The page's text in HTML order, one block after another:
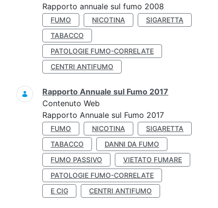
Rapporto annuale sul fumo 2008
FUMO NICOTINA
SIGARETTA
TABACCO
PATOLOGIE FUMO-CORRELATE
CENTRI ANTIFUMO
Rapporto Annuale sul Fumo 2017
Contenuto Web
Rapporto Annuale sul Fumo 2017
FUMO NICOTINA
SIGARETTA
TABACCO
DANNI DA FUMO
FUMO PASSIVO
VIETATO FUMARE
PATOLOGIE FUMO-CORRELATE
E CIG
CENTRI ANTIFUMO